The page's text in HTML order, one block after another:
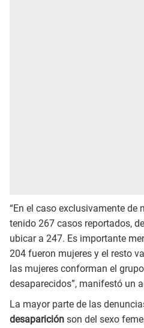
“En el caso exclusivamente de
tenido 267 casos reportados,
ubicar a 247. Es importante
204 fueron mujeres y el resto
las mujeres conforman el
desaparecidos”, manifestó un
La mayor parte de las
desaparición son del sexo